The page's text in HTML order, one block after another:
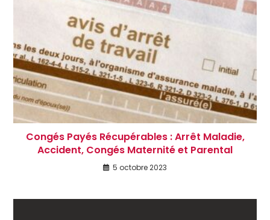
Congés Payés Récupérables : Arrêt Maladie,
Accident, Congés Maternité et Parental
5 octobre 2023